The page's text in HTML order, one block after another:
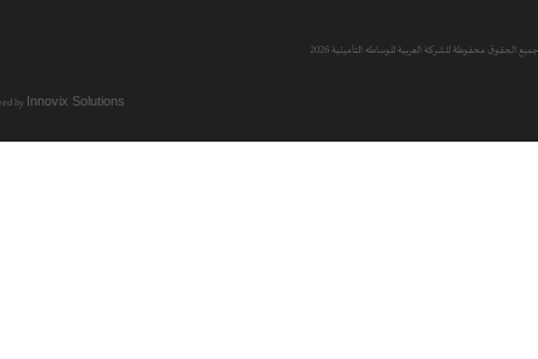
محفوظة للشركة العربية للوساطه التأمينية 2026
Powered byInnovix Solutions